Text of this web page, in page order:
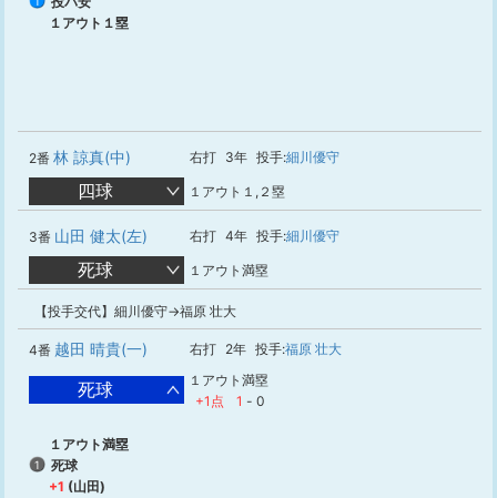
１アウト１塁
2番 林 諒真(中) 右打 3年 投手:細川優守
四球 １アウト１,２塁
3番 山田 健太(左) 右打 4年 投手:細川優守
死球 １アウト満塁
【投手交代】細川優守→福原 壮大
4番 越田 晴貴(一) 右打 2年 投手:福原 壮大
死球
１アウト満塁
+1点
1 - 0
１アウト満塁
1
死球
+1 (山田)